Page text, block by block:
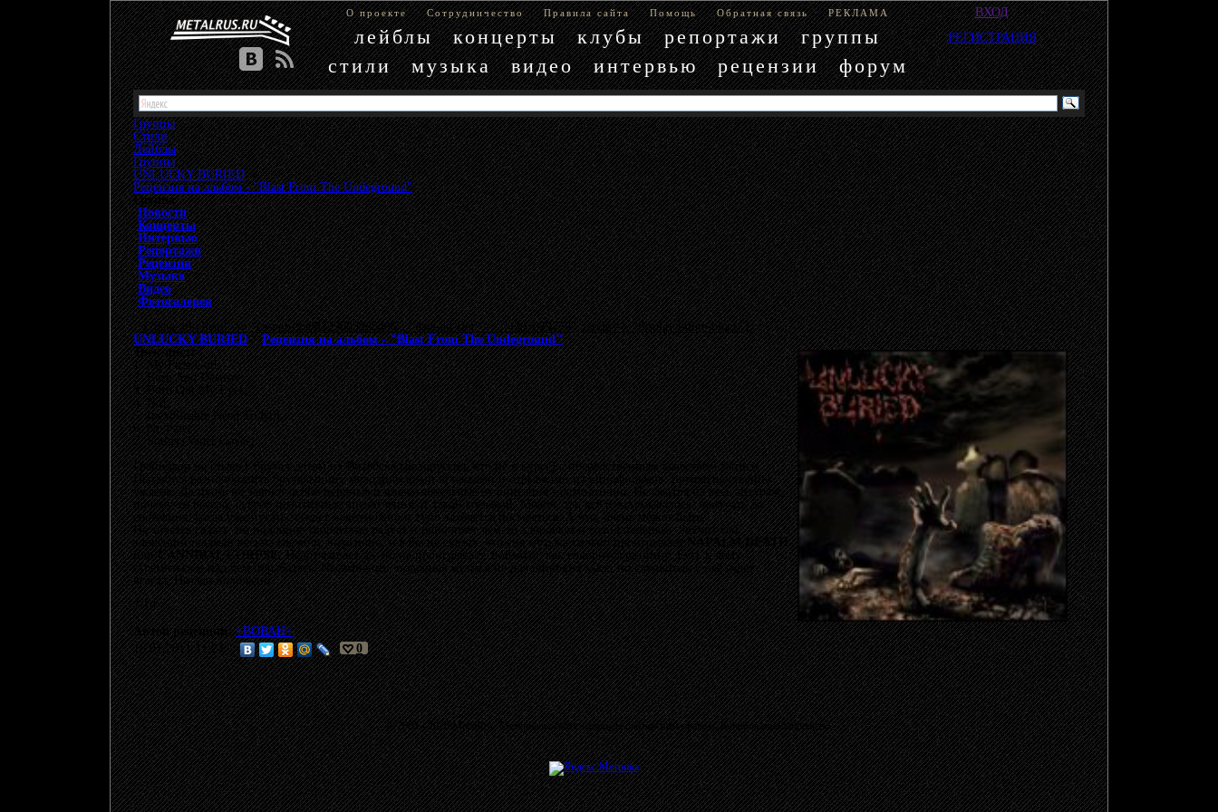
О проекте Сотрудничество Правила сайта Помощь Обратная связь РЕКЛАМА
лейблы концерты клубы репортажи
группы
стили
музыка видео интервью рецензии форум
ВХОД
РЕГИСТРАЦИЯ
Группы
Стили
Лейблы
Группы»
UNLUCKY BURIED»
Рецензия на альбом - "Blast From The Undeground"
Группа
Новости
Концерты
Интервью
Репортажи
Рецензии
Музыка
Видео
Фотогалерея
{"data-ad-client" => "ca-pub-9508229605968406", "data-ad-slot" => "4397029779", :style => "display:inline-block"}
UNLUCKY BURIED>Рецензия на альбом - "Blast From The Undeground"
Трек-лист:
1. My First God;
2. Burn And Destroy;
3. Burn Out My Eyes;
4. No!;
5. Inexplicable Need To Kill;
6. No Fate;
7. Sothis (Vader Cover).
Грайндкор на стыке с брутал-дэтом из Витебска (Белоруссия, кто не в курсе) с посредственным качеством записи.
Пытаются разнообразить брутальщину мелодическими вставками и отрывками из кинофильмов, преимущественно
ужасов. Да пусть не завоют особо нервные и впечатлительные от описания - симпатично. Не смотря на весь антураж,
почему-то весело, сугубо позитивные впечатления от такой музыкой. Может, так всё и задумывалось: напугать до
состояния, когда уже пугаться будет невозможно и тупо захочется посмеяться. А что, очень может быть.
Не хочется гадать, но подобное творчество радует и наполняет чем-то здоровым и созидательным. Звучит сей
зловещий шалман весьма свежо и энергично, и я бы не сказал, что сия музыка сильно проигрываетNAPALM DEATH
илиCANNIBAL CORPSE. Недотягивает да, но не проигрывает, поймите, как говорится разницу. Есть к чему
стремиться и над чем поработать. Несомненно, подобная музыка не для широких масс, но слушатель у неё будет
всегда. Начало положено.
7/10.
Автор реценции: +ВОВАН+
18.01.2011 11:24
0
© 2003 - 2026 MetalRus. Материалы сайта защищены авторским правом. Копирование запрещено.